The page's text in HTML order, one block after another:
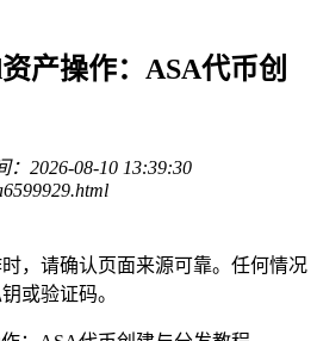
产操作：ASA代币创
：2026-08-10 13:39:30
，请确认页面来源可靠。任何情况
或验证码。